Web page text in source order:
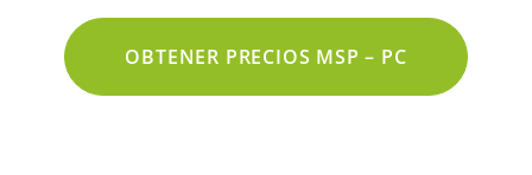
OBTENER PRECIOS MSP – PC